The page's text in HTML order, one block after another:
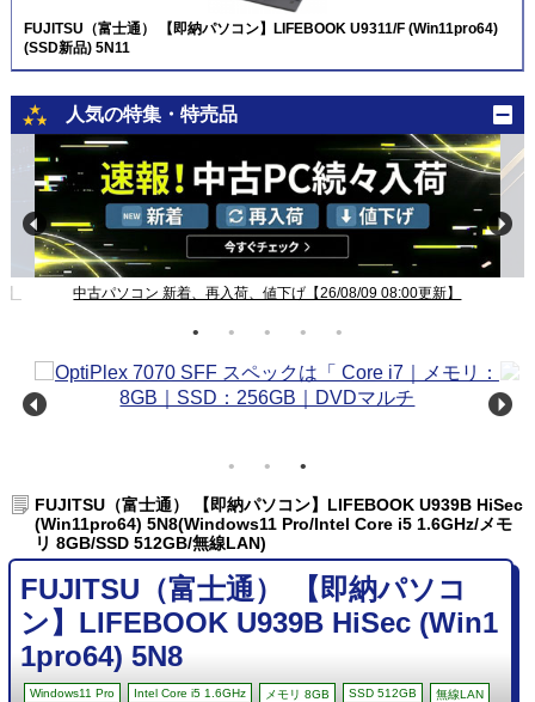
FUJITSU（富士通） 【即納パソコン】LIFEBOOK U9311/F (Win11pro64)
(SSD新品) 5N11
人気の特集・特売品
中古パソコン 新着、再入荷、値下げ【26/08/09 08:00更新】
FUJITSU（富士通） 【即納パソコン】LIFEBOOK U939B HiSec
(Win11pro64) 5N8(Windows11 Pro/Intel Core i5 1.6GHz/メモ
リ 8GB/SSD 512GB/無線LAN)
FUJITSU（富士通） 【即納パソコ
ン】LIFEBOOK U939B HiSec (Win1
1pro64) 5N8
Windows11 Pro Intel Core i5 1.6GHz メモリ 8GB SSD 512GB 無線LAN